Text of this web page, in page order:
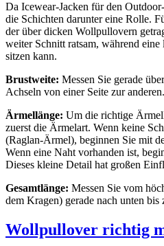
Da Icewear-Jacken für den
die Schichten darunter eine Rolle.
der über dicken Wollpullovern
weiter Schnitt ratsam, während eine
sitzen kann.
Brustweite: Messen Sie gerade
Achseln von einer Seite zur anderen.
Ärmellänge: Um die richtige
zuerst die Ärmelart. Wenn keine
(Raglan-Ärmel), beginnen Sie mit
Wenn eine Naht vorhanden ist,
Dieses kleine Detail hat großen
Gesamtlänge: Messen Sie vom
dem Kragen) gerade nach unten bis
Wollpullover richtig